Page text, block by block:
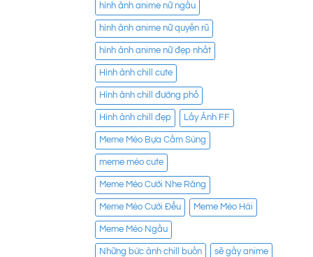
hình ảnh anime nữ ngầu
hình ảnh anime nữ quyến rũ
hình ảnh anime nữ đẹp nhất
Hình ảnh chill cute
Hình ảnh chill đường phố
Hình ảnh chill đẹp Lấy Ảnh FF
Meme Mèo Bựa Cầm Súng
meme mèo cute
Meme Mèo Cười Nhe Răng
Meme Mèo Cười Đểu Meme Mèo Hài
Meme Mèo Ngầu
Những bức ảnh chill buồn sẽ gầy anime